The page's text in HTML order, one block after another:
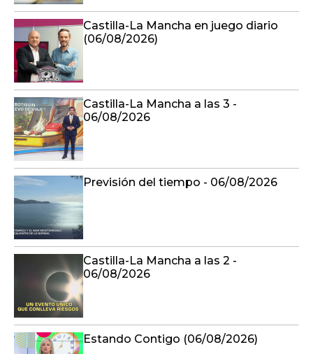
Castilla-La Mancha en juego diario
(06/08/2026)
Castilla-La Mancha a las 3 -
06/08/2026
Previsión del tiempo - 06/08/2026
Castilla-La Mancha a las 2 -
06/08/2026
Estando Contigo (06/08/2026)